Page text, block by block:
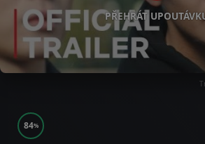
PŘEHRÁT
84%